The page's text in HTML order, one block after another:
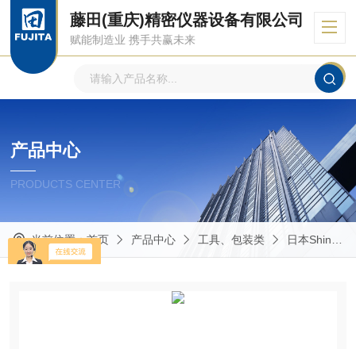
藤田(重庆)精密仪器设备有限公司
赋能制造业 携手共赢未来
产品中心
PRODUCTS CENTER
当前位置：首页 产品中心 工具、包装类 日本Shin-Etsu 信越